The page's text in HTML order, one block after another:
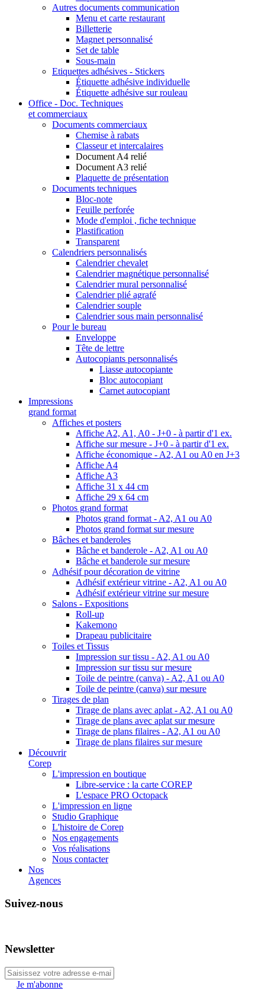
Autres documents communication
Menu et carte restaurant
Billetterie
Magnet personnalisé
Set de table
Sous-main
Etiquettes adhésives - Stickers
Étiquette adhésive individuelle
Étiquette adhésive sur rouleau
Office - Doc. Techniques
et commerciaux
Documents commerciaux
Chemise à rabats
Classeur et intercalaires
Document A4 relié
Document A3 relié
Plaquette de présentation
Documents techniques
Bloc-note
Feuille perforée
Mode d'emploi , fiche technique
Plastification
Transparent
Calendriers personnalisés
Calendrier chevalet
Calendrier magnétique personnalisé
Calendrier mural personnalisé
Calendrier plié agrafé
Calendrier souple
Calendrier sous main personnalisé
Pour le bureau
Enveloppe
Tête de lettre
Autocopiants personnalisés
Liasse autocopiante
Bloc autocopiant
Carnet autocopiant
Impressions
grand format
Affiches et posters
Affiche A2, A1, A0 - J+0 - à partir d'1 ex.
Affiche sur mesure - J+0 - à partir d'1 ex.
Affiche économique - A2, A1 ou A0 en J+3
Affiche A4
Affiche A3
Affiche 31 x 44 cm
Affiche 29 x 64 cm
Photos grand format
Photos grand format - A2, A1 ou A0
Photos grand format sur mesure
Bâches et banderoles
Bâche et banderole - A2, A1 ou A0
Bâche et banderole sur mesure
Adhésif pour décoration de vitrine
Adhésif extérieur vitrine - A2, A1 ou A0
Adhésif extérieur vitrine sur mesure
Salons - Expositions
Roll-up
Kakemono
Drapeau publicitaire
Toiles et Tissus
Impression sur tissu - A2, A1 ou A0
Impression sur tissu sur mesure
Toile de peintre (canva) - A2, A1 ou A0
Toile de peintre (canva) sur mesure
Tirages de plan
Tirage de plans avec aplat - A2, A1 ou A0
Tirage de plans avec aplat sur mesure
Tirage de plans filaires - A2, A1 ou A0
Tirage de plans filaires sur mesure
Découvrir
Corep
L'impression en boutique
Libre-service : la carte COREP
L'espace PRO Octopack
L'impression en ligne
Studio Graphique
L'histoire de Corep
Nos engagements
Vos réalisations
Nous contacter
Nos
Agences
Suivez-nous
Newsletter
Je m'abonne